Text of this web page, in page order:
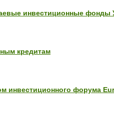
инвестиционные фонды
кредитам
инвестиционного форума